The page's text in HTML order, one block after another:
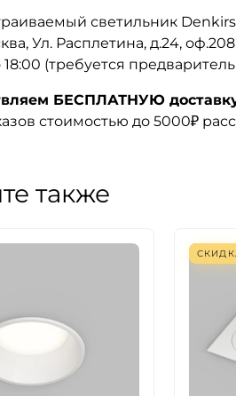
светильник Denkirs
Ул. Расплетина, д.24,
18:00 (требуется
БЕСПЛАТНУЮ
стоимостью до 5000₽
также